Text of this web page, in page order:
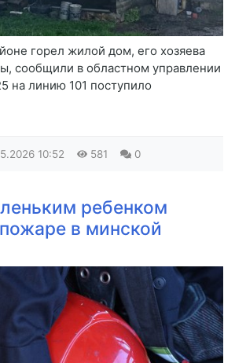
горел жилой дом, его хозяева
сообщили в областном управлении
на линию 101 поступило
10:52 581 0
ребенком
в минской